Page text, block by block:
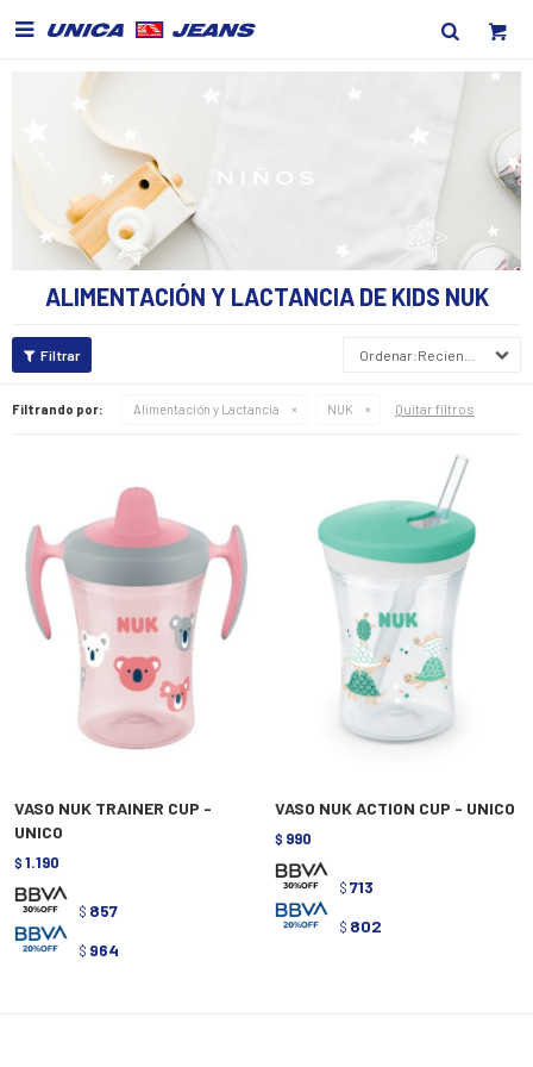

ALIMENTACIÓN Y LACTANCIA DE KIDS NUK
Recientes
Filtrando por: Alimentación y Lactancia NUK Quitar filtros
VASO NUK TRAINER CUP -
UNICO
$ 1.190
$ 857
$ 964
VASO NUK ACTION CUP - UNICO
$ 990
$ 713
$ 802